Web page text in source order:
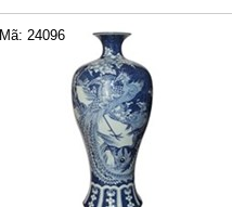
Mã: 24096